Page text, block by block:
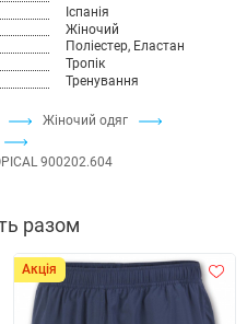
Жіночий одяг
900202.604
Іспанія
Жіночий
Поліестер, Еластан
Тропік
Тренування
разом
Акція